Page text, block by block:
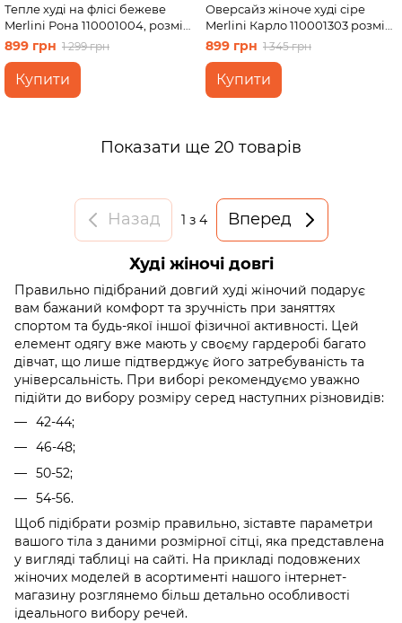
Тепле худі на флісі бежеве
Merlini Рона 110001004, розмір
54-56
899 грн 1 299 грн
Купити
Оверсайз жіноче худі сіре
Merlini Карло 110001303 розмір
42-44 (S-M)
899 грн 1 345 грн
Купити
Показати ще 20 товарів
Назад 1 з 4 Вперед
Худі жіночі довгі
Правильно підібраний довгий худі жіночий подарує
вам бажаний комфорт та зручність при заняттях
спортом та будь-якої іншої фізичної активності. Цей
елемент одягу вже мають у своєму гардеробі багато
дівчат, що лише підтверджує його затребуваність та
універсальність. При виборі рекомендуємо уважно
підійти до вибору розміру серед наступних різновидів:
42-44;
46-48;
50-52;
54-56.
Щоб підібрати розмір правильно, зіставте параметри
вашого тіла з даними розмірної сітці, яка представлена
у вигляді таблиці на сайті. На прикладі подовжених
жіночих моделей в асортименті нашого інтернет-
магазину розглянемо більш детально особливості
ідеального вибору речей.